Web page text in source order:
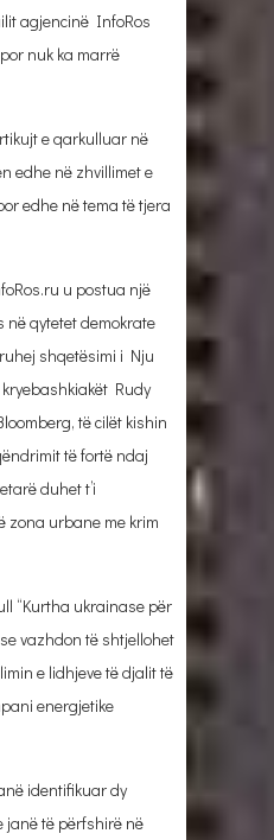
agjencinë InfoRos
nuk ka marrë
e qarkulluar në
edhe në zhvillimet e
edhe në tema të tjera
u postua një
në qytetet demokrate
shqetësimi i Nju
Rudy
të cilët kishin
të fortë ndaj
duhet t’i
zona urbane me krim
“Kurtha ukrainase për
vazhdon të shtjellohet
e lidhjeve të djalit të
energjetike
identifikuar dy
janë të përfshirë në